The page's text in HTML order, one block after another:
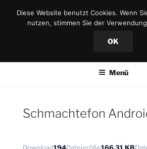
Inhalt
Menü
Schmachtefon
Diese Website benutzt Cookies. Wenn
nutzen, stimmen Sie der
OK